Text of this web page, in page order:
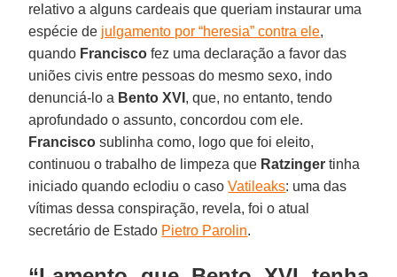
relativo a alguns cardeais que queriam instaurar uma
espécie de julgamento por “heresia” contra ele,
quando Francisco fez uma declaração a favor das
uniões civis entre pessoas do mesmo sexo, indo
denunciá-lo a Bento XVI , que, no entanto, tendo
aprofundado o assunto, concordou com ele.
Francisco sublinha como, logo que foi eleito,
continuou o trabalho de limpeza que Ratzinger tinha
iniciado quando eclodiu o casoVatileaks: uma das
vítimas dessa conspiração, revela, foi o atual
secretário de Estado Pietro Parolin.